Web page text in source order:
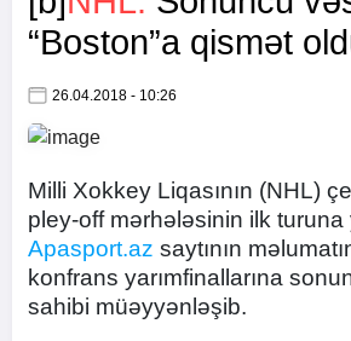
“Boston”a qismət
26.04.2018 - 10:26
Milli Xokkey Liqasının (NHL)
pley-off mərhələsinin ilk
Apasport.az saytının
konfrans yarımfinallarına
sahibi müəyyənləşib.